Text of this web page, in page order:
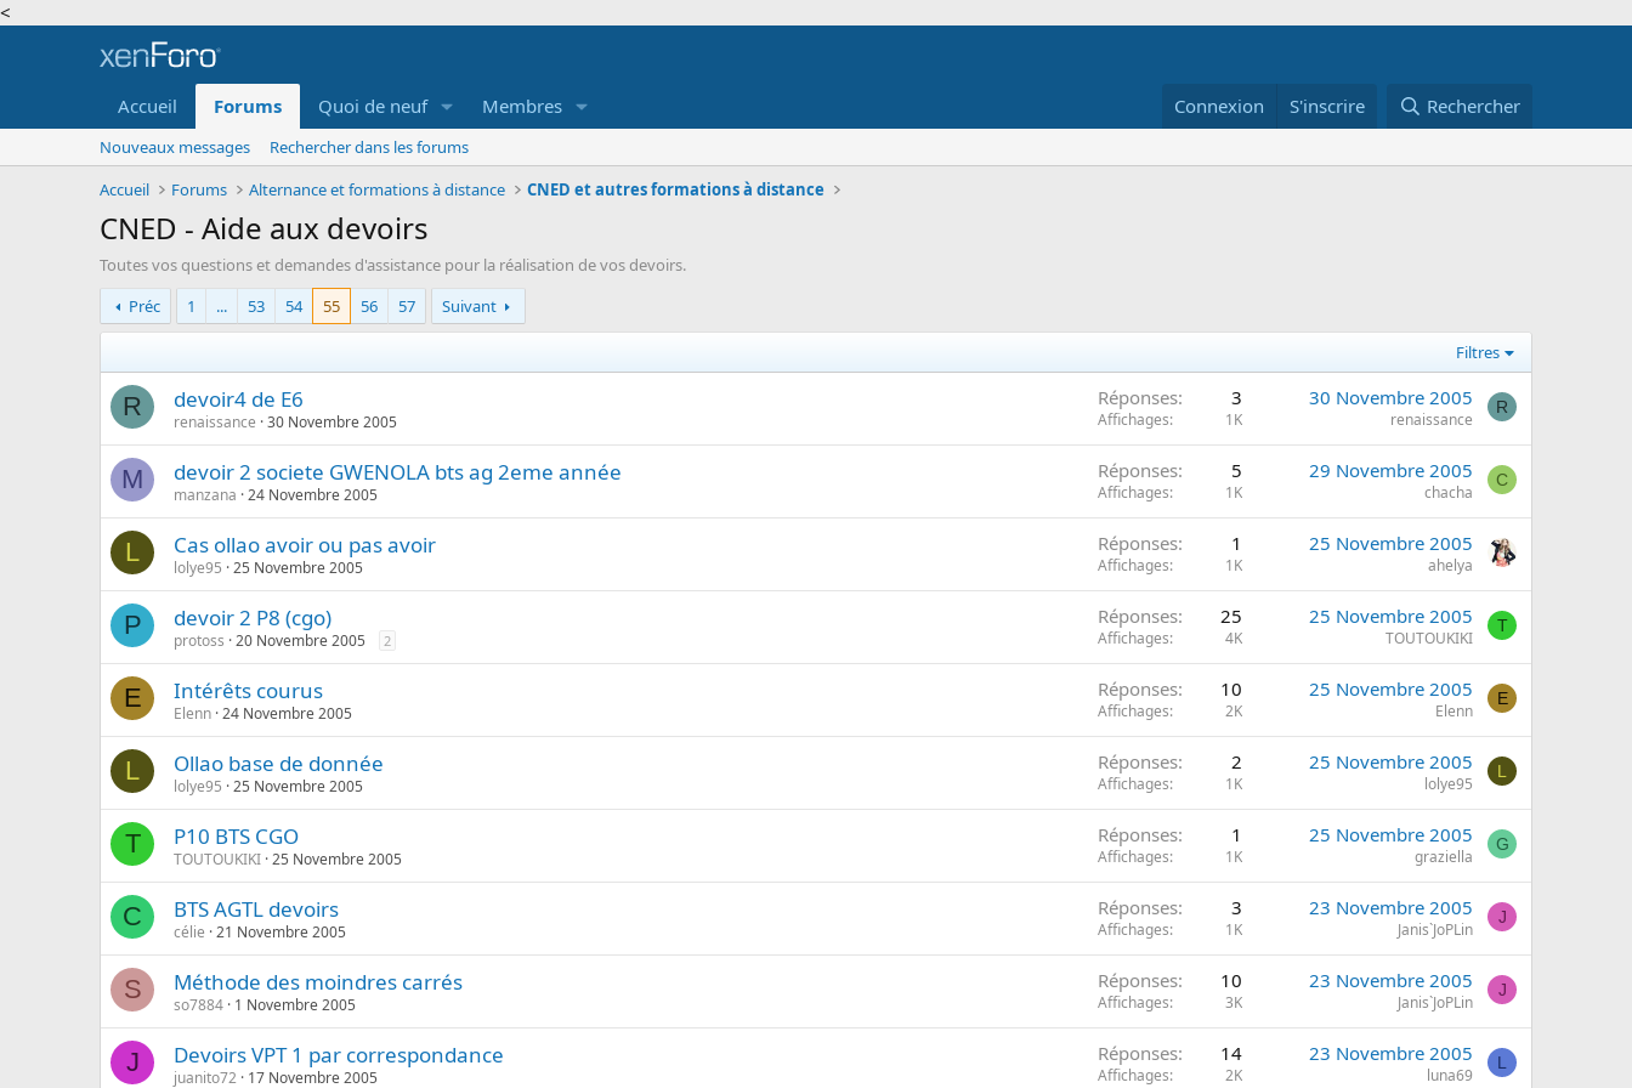
<
Accueil Forums Quoi de neuf Membres Connexion S'inscrire Rechercher
Nouveaux messages
Rechercher dans les forums
Accueil
Forums Alternance et formations à distance CNED et autres formations à distance
CNED - Aide aux devoirs
Toutes vos questions et demandes d'assistance pour la réalisation de vos devoirs.
Préc
1 ... 53 54 55 56 57 Suivant
Filtres
R devoir4 de E6
renaissance 30 Novembre 2005
Réponses 3
Affichages 1K
30 Novembre 2005
renaissance
R
M devoir 2 societe GWENOLA bts ag 2eme année
manzana 24 Novembre 2005
Réponses 5
Affichages 1K
29 Novembre 2005
chacha
C
L Cas ollao avoir ou pas avoir
lolye95 25 Novembre 2005
Réponses 1
Affichages 1K
25 Novembre 2005
ahelya
P devoir 2 P8 (cgo)
protoss 20 Novembre 2005 2
Réponses 25
Affichages 4K
25 Novembre 2005
TOUTOUKIKI
T
E Intérêts courus
Elenn 24 Novembre 2005
Réponses 10
Affichages 2K
25 Novembre 2005
Elenn
E
L Ollao base de donnée
lolye95 25 Novembre 2005
Réponses 2
Affichages 1K
25 Novembre 2005
lolye95
L
T P10 BTS CGO
TOUTOUKIKI 25 Novembre 2005
Réponses 1
Affichages 1K
25 Novembre 2005
graziella
G
C BTS AGTL devoirs
célie 21 Novembre 2005
Réponses 3
Affichages 1K
23 Novembre 2005
Janis`JoPLin
J
S Méthode des moindres carrés
so7884 1 Novembre 2005
Réponses 10
Affichages 3K
23 Novembre 2005
Janis`JoPLin
J
J Devoirs VPT 1 par correspondance
juanito72 17 Novembre 2005
Réponses 14
Affichages 2K
23 Novembre 2005
luna69
L